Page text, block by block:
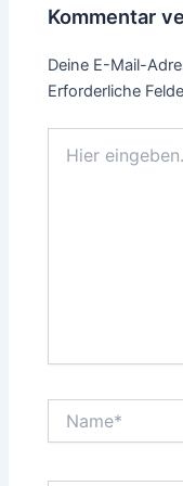
Kommentar
Deine E-Mail-
Erforderliche
eingeben…